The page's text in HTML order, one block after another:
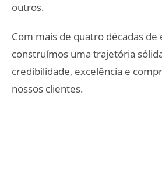
outros.
Com mais de quatro décadas de
construímos uma trajetória
credibilidade, excelência e
nossos clientes.